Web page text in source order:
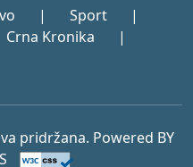
| Sport
|
Crna Kronika
|
pridržana. Powered BY